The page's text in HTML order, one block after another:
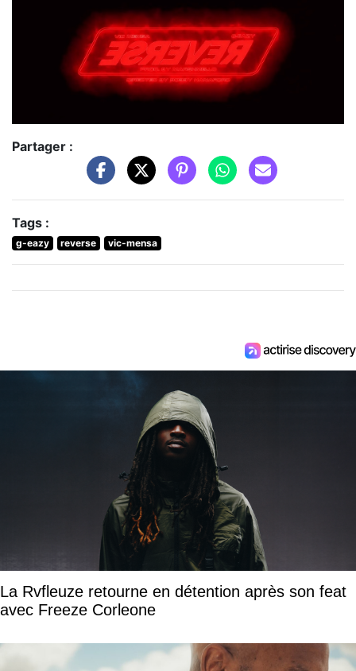
Partager :
Tags :
g-eazy reverse vic-mensa
La Rvfleuze retourne en détention après son feat
avec Freeze Corleone